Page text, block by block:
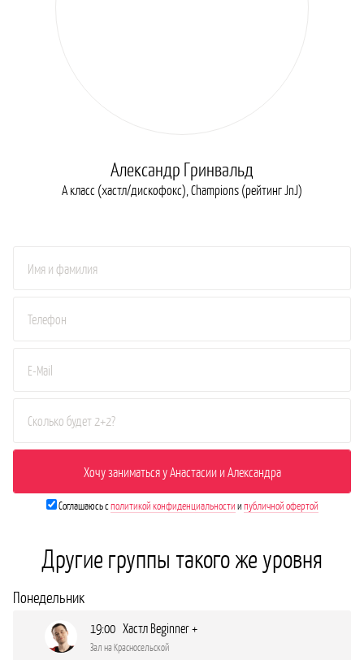
Александр Гринвальд
A класс (хастл/дискофокс), Champions (рейтинг JnJ)
Соглашаюсь сполитикой конфиденциальностиипубличной офертой
Другие группы такого же уровня
Понедельник
19:00 Хастл Beginner +
Зал на Красносельской